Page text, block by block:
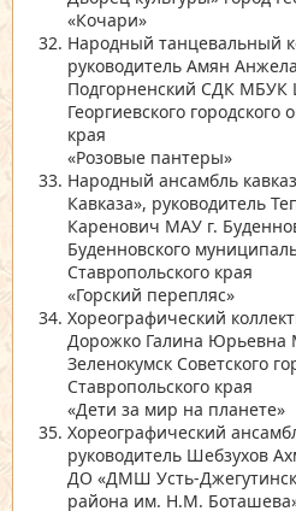
«Кочари»
Народный танцевальный
руководитель Амян
Подгорненский СДК МБУК
Георгиевского городского
края
«Розовые пантеры»
Народный ансамбль
Кавказа», руководитель
Каренович МАУ г.
Буденновского
Ставропольского края
«Горский перепляс»
Хореографический
Дорожко Галина
Зеленокумск Советского
Ставропольского края
«Дети за мир на планете»
Хореографический
руководитель Шебзухов
ДО «ДМШ Усть-
района им. Н.М.